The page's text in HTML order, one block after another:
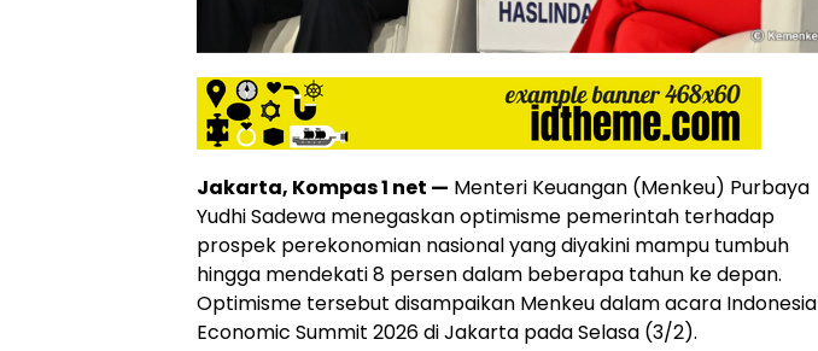
Jakarta, Kompas 1 net — Menteri Keuangan (Menkeu) Purbaya
Yudhi Sadewa menegaskan optimisme pemerintah terhadap
prospek perekonomian nasional yang diyakini mampu tumbuh
hingga mendekati 8 persen dalam beberapa tahun ke depan.
Optimisme tersebut disampaikan Menkeu dalam acara Indonesia
Economic Summit 2026 di Jakarta pada Selasa (3/2).